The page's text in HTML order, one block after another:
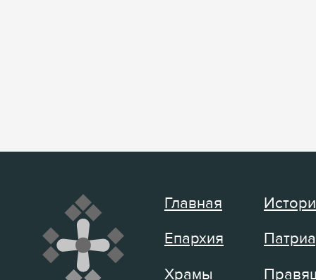
Главная
Епархия
Храмы